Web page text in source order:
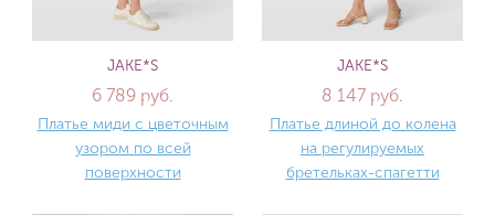
JAKE*S
6 789 руб.
Платье миди с цветочным
узором по всей
поверхности
JAKE*S
8 147 руб.
Платье длиной до колена
на регулируемых
бретельках-спагетти